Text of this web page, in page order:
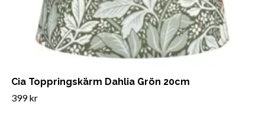
Cia Toppringskärm Dahlia Grön 20cm
399 kr